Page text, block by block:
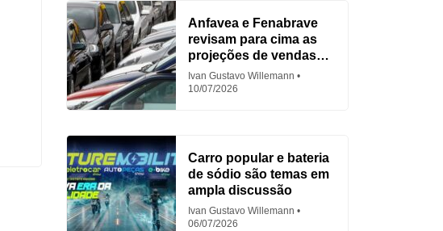
Anfavea e Fenabrave
revisam para cima as
projeções de vendas
em 2026
Ivan Gustavo Willemann
10/07/2026
Carro popular e bateria
de sódio são temas em
ampla discussão
Ivan Gustavo Willemann
06/07/2026